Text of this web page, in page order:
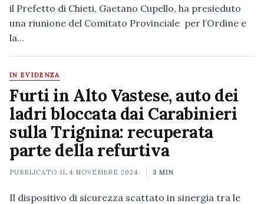
il Prefetto di Chieti, Gaetano Cupello, ha presieduto
una riunione del Comitato Provinciale per l’Ordine e
la…
IN EVIDENZA
Furti in Alto Vastese, auto dei
ladri bloccata dai Carabinieri
sulla Trignina: recuperata
parte della refurtiva
PUBBLICATO IL4 NOVEMBRE 2024 3 MIN
Il dispositivo di sicurezza scattato in sinergia tra le